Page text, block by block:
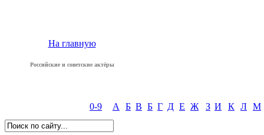
На главную
Российские и советские актёры
0-9 А Б В Б Г Д Е Ж З И К Л М